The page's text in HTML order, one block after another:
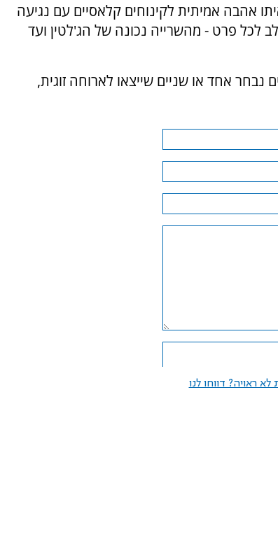
אהבה אמיתית לקינוחים קלאסיים עם נגיעה
לכל פרט - מהשרייה נכונה של הג'לטין ועד
נבחר אחד או שניים שייצאו לארוחה זוגית,
ראויה? דווחו לנו